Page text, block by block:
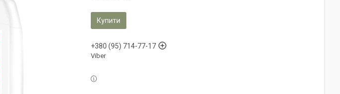
Купити
+380 (95) 714-77-17
Viber